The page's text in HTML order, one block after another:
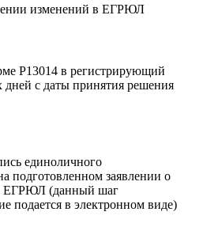
изменений в ЕГРЮЛ
P13014 в регистрирующий
дней с даты принятия решения
единоличного
подготовленном заявлении о
ЕГРЮЛ (данный шаг
подается в электронном виде)